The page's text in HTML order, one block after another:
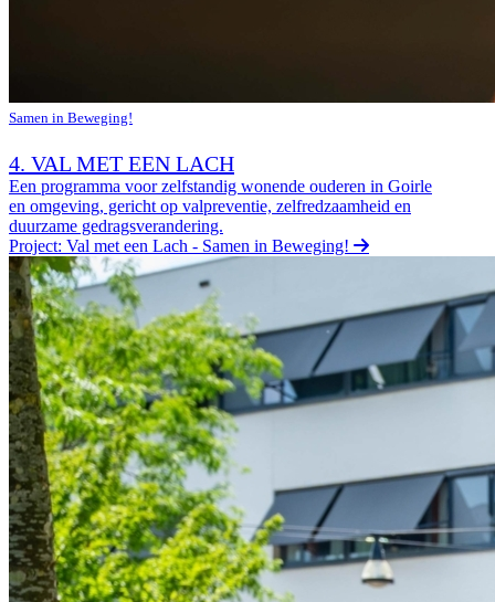
Samen in Beweging!
4. VAL MET EEN LACH
Een programma voor zelfstandig wonende ouderen in Goirle
en omgeving, gericht op valpreventie, zelfredzaamheid en
duurzame gedragsverandering.
Project: Val met een Lach - Samen in Beweging!